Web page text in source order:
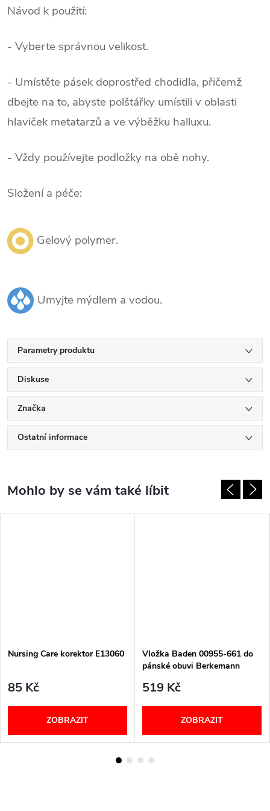
Návod k použití:
- Vyberte správnou velikost.
- Umístěte pásek doprostřed chodidla, přičemž
dbejte na to, abyste polštářky umístili v oblasti
hlaviček metatarzů a ve výběžku halluxu.
- Vždy používejte podložky na obě nohy.
Složení a péče:
Gelový polymer.
Umyjte mýdlem a vodou.
Parametry produktu
Diskuse
Značka
Ostatní informace
Nursing Care korektor E13060
85 Kč
ZOBRAZIT
Vložka Baden 00955-661 do
pánské obuvi Berkemann
519 Kč
ZOBRAZIT